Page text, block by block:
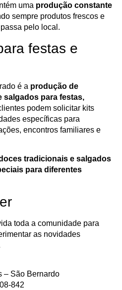
uma produção constante
sempre produtos frescos e
pelo local.
festas e
é a produção de
salgados para festas,
podem solicitar kits
específicas para
encontros familiares e
tradicionais e salgados
para diferentes
toda a comunidade para
as novidades
– São Bernardo
842